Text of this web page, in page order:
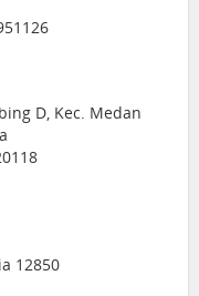
D, Kec. Medan
12850